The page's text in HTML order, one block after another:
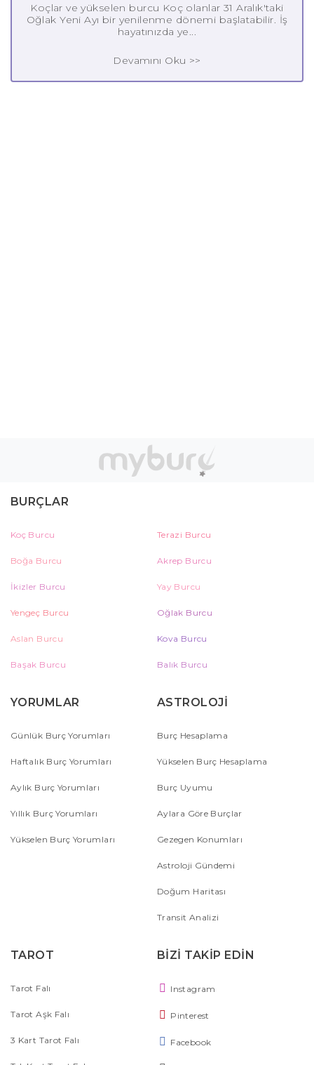
Koçlar ve yükselen burcu Koç olanlar 31 Aralık'taki
Oğlak Yeni Ayı bir yenilenme dönemi başlatabilir. İş
hayatınızda ye...
Devamını Oku >>
BURÇLAR
Koç Burcu Terazi Burcu
Boğa Burcu Akrep Burcu
İkizler Burcu Yay Burcu
Yengeç Burcu Oğlak Burcu
Aslan Burcu Kova Burcu
Başak Burcu Balık Burcu
YORUMLAR
Günlük Burç Yorumları
Haftalık Burç Yorumları
Aylık Burç Yorumları
Yıllık Burç Yorumları
Yükselen Burç Yorumları
ASTROLOJİ
Burç Hesaplama
Yükselen Burç Hesaplama
Burç Uyumu
Aylara Göre Burçlar
Gezegen Konumları
Astroloji Gündemi
Doğum Haritası
Transit Analizi
TAROT
Tarot Falı
Tarot Aşk Falı
3 Kart Tarot Falı
BİZİ TAKİP EDİN
Instagram
Pinterest
Facebook